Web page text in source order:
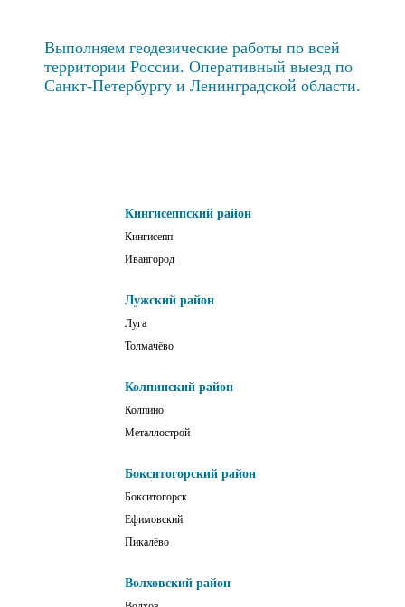
Выполняем геодезические работы по всей
территории России. Оперативный выезд по
Санкт-Петербургу и Ленинградской области.
Кингисеппский район
Кингисепп
Ивангород
Лужский район
Луга
Толмачёво
Колпинский район
Колпино
Металлострой
Бокситогорский район
Бокситогорск
Ефимовский
Пикалёво
Волховский район